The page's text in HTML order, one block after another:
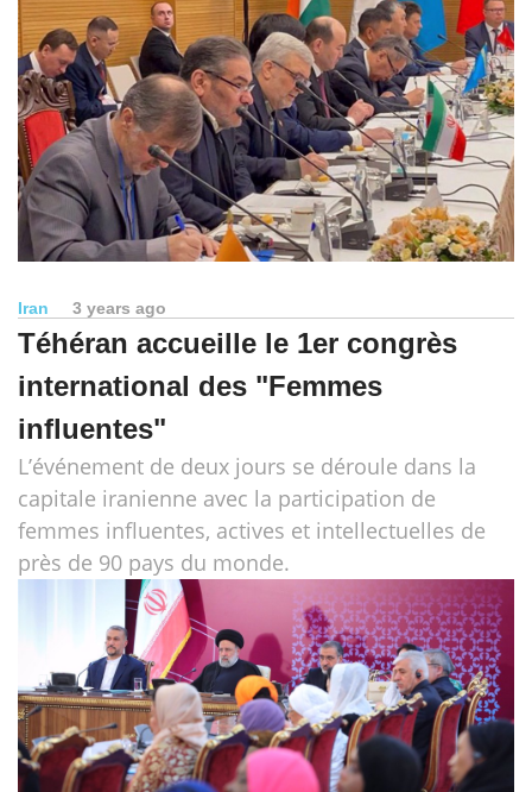
Iran 3 years ago
Téhéran accueille le 1er congrès
international des "Femmes
influentes"
L’événement de deux jours se déroule dans la
capitale iranienne avec la participation de
femmes influentes, actives et intellectuelles de
près de 90 pays du monde.